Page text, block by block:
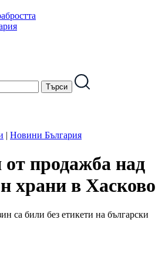
| Новини България
продажба над
храни в Хасково
са били без етикети на български